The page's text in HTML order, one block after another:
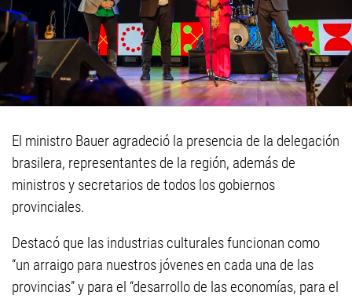
El ministro Bauer agradeció la presencia de la delegación
brasilera, representantes de la región, además de
ministros y secretarios de todos los gobiernos
provinciales.
Destacó que las industrias culturales funcionan como
“un arraigo para nuestros jóvenes en cada una de las
provincias” y para el “desarrollo de las economías, para el